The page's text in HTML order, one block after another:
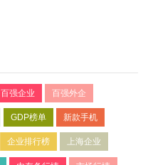
百强企业 百强外企
GDP榜单 新款手机
企业排行榜 上海企业